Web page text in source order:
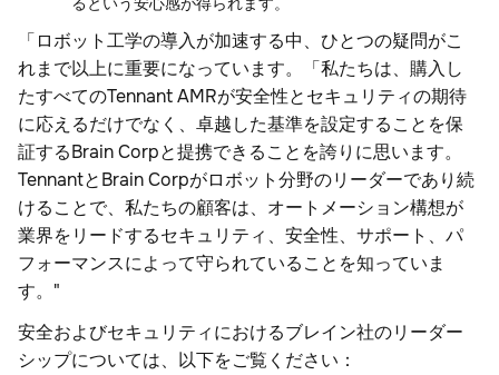
「ロボット工学の導入が加速する中、ひとつの疑問がこ
れまで以上に重要になっています。「私たちは、購入し
たすべてのTennant AMRが安全性とセキュリティの期待
に応えるだけでなく、卓越した基準を設定することを保
証するBrain Corpと提携できることを誇りに思います。
TennantとBrain Corpがロボット分野のリーダーであり続
けることで、私たちの顧客は、オートメーション構想が
業界をリードするセキュリティ、安全性、サポート、パ
フォーマンスによって守られていることを知っていま
す。"
安全およびセキュリティにおけるブレイン社のリーダー
シップについては、以下をご覧ください：